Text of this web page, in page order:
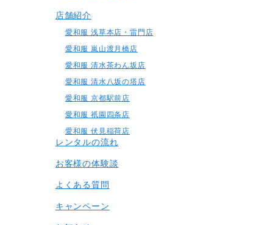
店舗紹介
愛和服 浅草本店・雷門店
愛和服 嵐山渡月橋店
愛和服 清水茶わん坂店
愛和服 清水八坂の塔店
愛和服 京都駅前店
愛和服 祇園四条店
愛和服 伏見稲荷店
レンタルの流れ
お客様の体験談
よくある質問
キャンペーン